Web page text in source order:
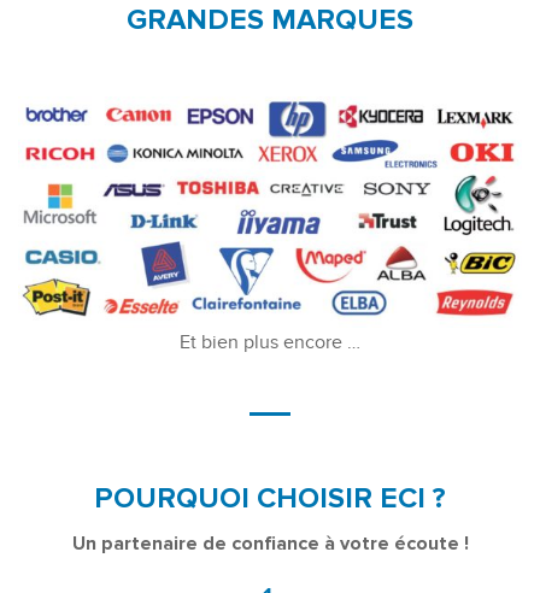
GRANDES MARQUES
Et bien plus encore …
POURQUOI CHOISIR ECI ?
Un partenaire de confiance à votre écoute !